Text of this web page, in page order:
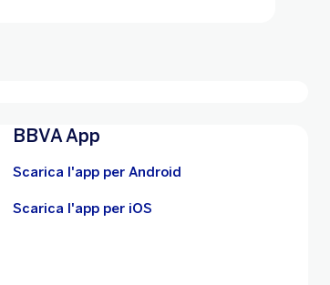
BBVA App
Scarica l'app per Android
Scarica l'app per iOS